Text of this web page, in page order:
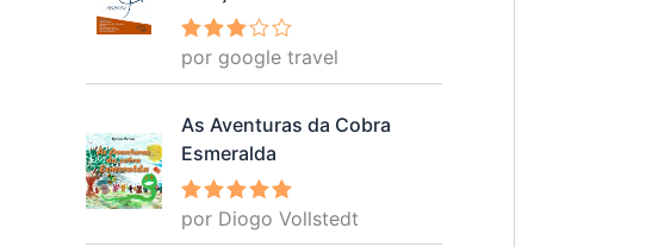
Avalia
ção 3
por google travel
As Aventuras da Cobra
Esmeralda
Avaliação
5
por Diogo Vollstedt